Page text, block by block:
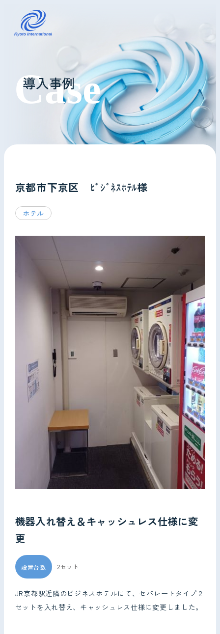
コインランドリーレンタル
ホテル様へ
掃除・メンテナンス
お問い合わせ
導入事例
京都市下京区 ﾋﾞｼﾞﾈｽﾎﾃﾙ様
ホテル
機器入れ替え＆キャッシュレス仕様に変
更
設置台数 2セット
JR京都駅近隣のビジネスホテルにて、セパレートタイプ２
セットを入れ替え、キャッシュレス仕様に変更しました。